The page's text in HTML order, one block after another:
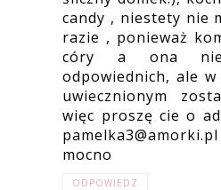
candy , niestety nie
razie , ponieważ
córy a ona nie
odpowiednich, ale
uwiecznionym
więc proszę cie o
mocno
ODPOWIEDZ